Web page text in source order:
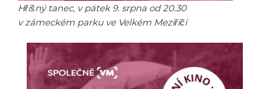
Hříšný tanec, v pátek 9. srpna od 20.30
v zámeckém parku ve Velkém Meziříčí